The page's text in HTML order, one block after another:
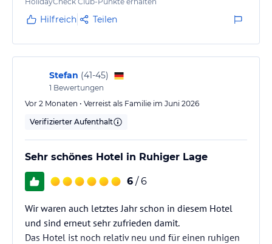
Hilfreich Teilen
Stefan (41-45)
1 Bewertungen
Vor 2 Monaten • Verreist als Familie im Juni 2026
Verifizierter Aufenthalt
Sehr schönes Hotel in Ruhiger Lage
6 / 6
Wir waren auch letztes Jahr schon in diesem Hotel
und sind erneut sehr zufrieden damit.
Das Hotel ist noch relativ neu und für einen ruhigen